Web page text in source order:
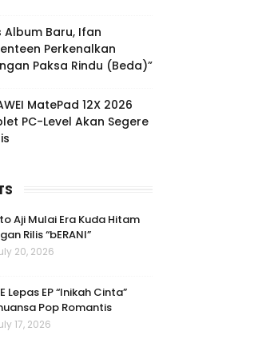
Album Baru, Ifan
Perkenalkan
Paksa Rindu (Beda)”
MatePad 12X 2026
PC-Level Akan Segere
Aji Mulai Era Kuda Hitam
Rilis “bERANI”
20, 2026
Lepas EP “Inikah Cinta”
Pop Romantis
17, 2026